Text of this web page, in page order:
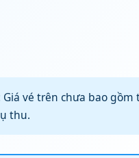
Giá vé trên chưa bao gồm
thu.